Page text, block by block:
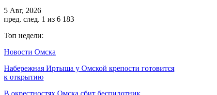
5 Авг, 2026
пред. след. 1 из 6 183
Топ недели:
Новости Омска
Набережная Иртыша у Омской крепости готовится
к открытию
В окрестностях Омска сбит беспилотник